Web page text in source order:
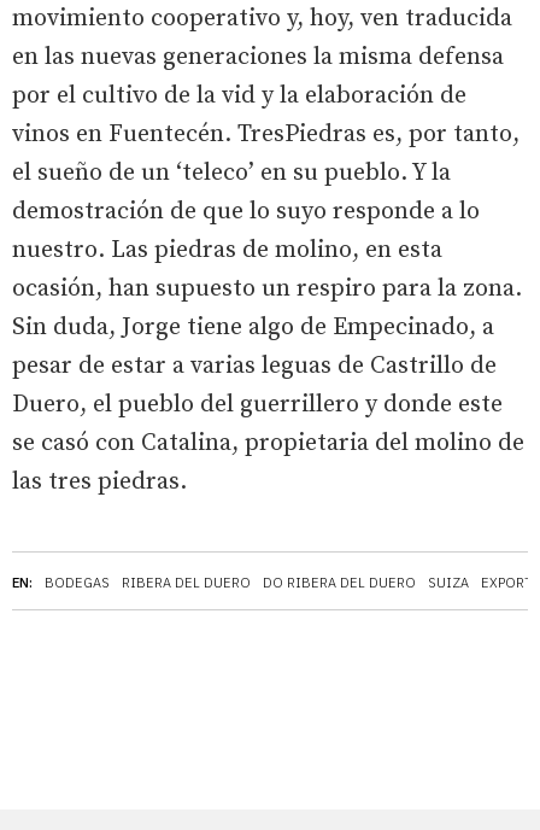
EN: BODEGAS RIBERA DEL DUERO DO RIBERA DEL DUERO SUIZA
movimiento cooperativo y, hoy, ven traducida
en las nuevas generaciones la misma defensa
por el cultivo de la vid y la elaboración de
vinos en Fuentecén. TresPiedras es, por tanto,
el sueño de un ‘teleco’ en su pueblo. Y la
demostración de que lo suyo responde a lo
nuestro. Las piedras de molino, en esta
ocasión, han supuesto un respiro para la zona.
Sin duda, Jorge tiene algo de Empecinado, a
pesar de estar a varias leguas de Castrillo de
Duero, el pueblo del guerrillero y donde este
se casó con Catalina, propietaria del molino de
las tres piedras.